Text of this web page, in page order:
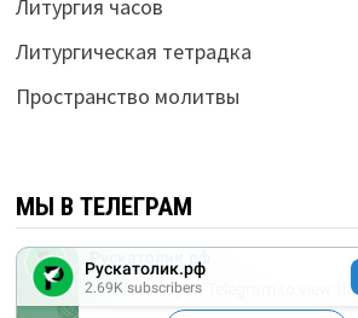
Литургия часов
Литургическая тетрадка
Пространство молитвы
МЫ В ТЕЛЕГРАМ